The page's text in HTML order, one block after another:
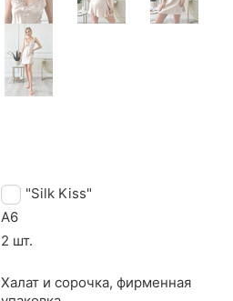
TM "Silk Kiss"
A6
2 шт.
Халат и сорочка, фирменная